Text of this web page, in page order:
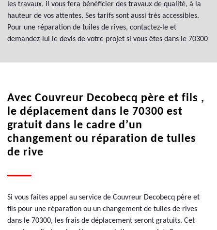
les travaux, il vous fera bénéficier des travaux de qualité, à la
hauteur de vos attentes. Ses tarifs sont aussi très accessibles.
Pour une réparation de tuiles de rives, contactez-le et
demandez-lui le devis de votre projet si vous êtes dans le 70300
Avec Couvreur Decobecq père et fils ,
le déplacement dans le 70300 est
gratuit dans le cadre d’un
changement ou réparation de tulles
de rive
Si vous faites appel au service de Couvreur Decobecq père et
fils pour une réparation ou un changement de tuiles de rives
dans le 70300, les frais de déplacement seront gratuits. Cet